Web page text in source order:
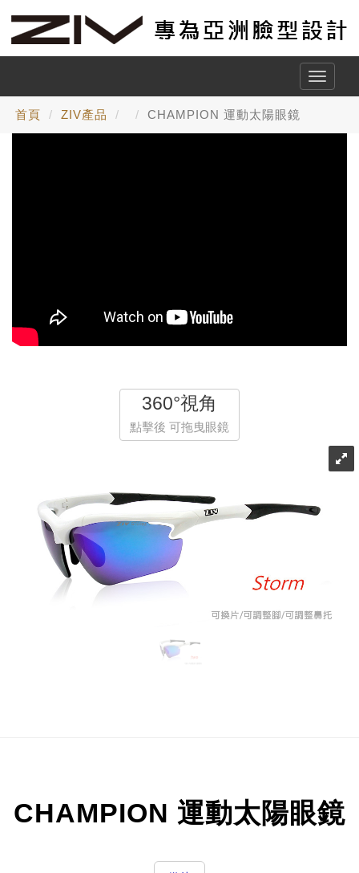
Toggle
首頁 ZIV產品 CHAMPION 運動太陽眼鏡
360°視角
點擊後 可拖曳眼鏡
CHAMPION 運動太陽眼鏡